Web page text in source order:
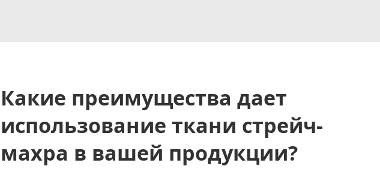
Какие преимущества дает
использование ткани стрейч-
махра в вашей продукции?